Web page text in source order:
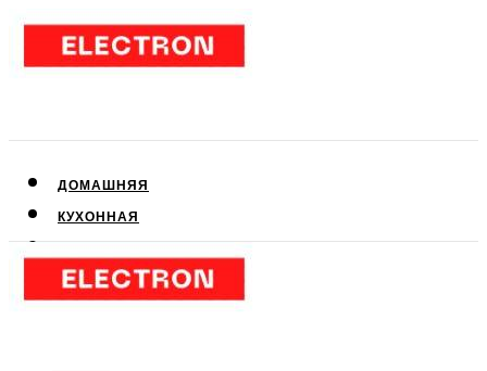
ДОМАШНЯЯ
КУХОННАЯ
КЛИМАТИЧЕСКАЯ